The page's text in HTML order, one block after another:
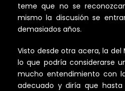
teme que no se
mismo la discusión se
demasiados años.
Visto desde otra acera, la del
lo que podría considerarse
mucho entendimiento con
adecuado y diría que hasta